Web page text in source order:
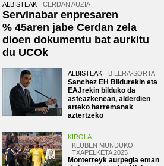
ALBISTEAK CERDAN AUZIA
Servinabar enpresaren
% 45aren jabe Cerdan zela
dioen dokumentu bat aurkitu
du UCOk
ALBISTEAK BILERA-SORTA
Sanchez EH Bildurekin eta
EAJrekin bilduko da
asteazkenean, alderdien
arteko harremanak
aztertzeko
KIROLA
KLUBEN MUNDUKO
TXAPELKETA 2025
Monterreyk aurpegia eman